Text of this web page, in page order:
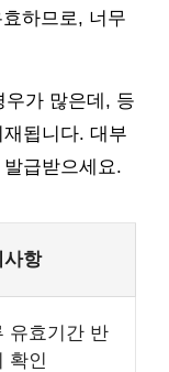
하므로, 너무
우가 많은데, 등
됩니다. 대부
급받으세요.
사항
유효기간 반
확인